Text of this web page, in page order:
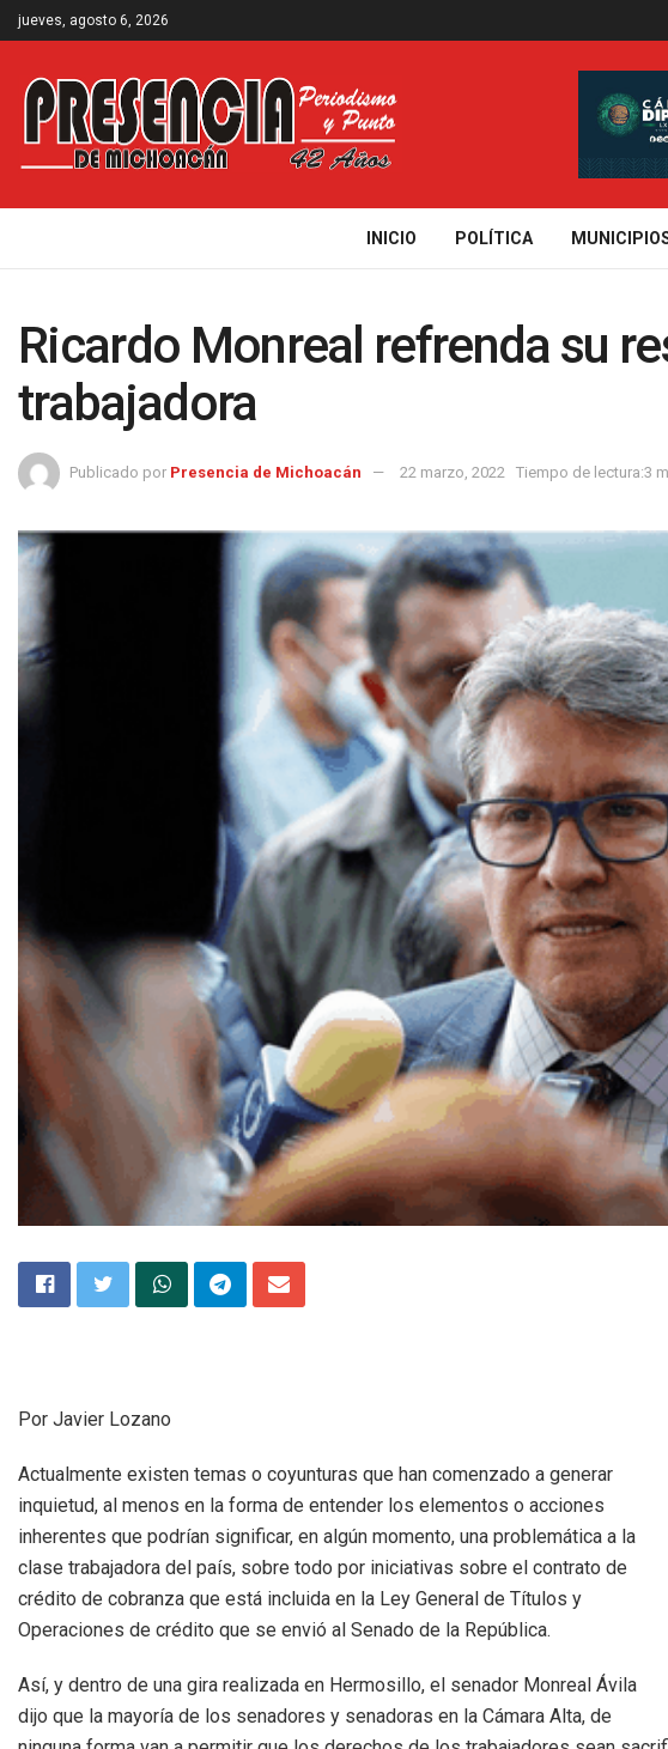
jueves, agosto 6, 2026
INICIO POLÍTICA
Ricardo Monreal refrenda su
trabajadora
Publicado por Presencia de Michoacán 22 marzo, 2022 Tiempo de lectura:3
Por Javier Lozano
Actualmente existen temas o coyunturas que han comenzado a generar
inquietud, al menos en la forma de entender los elementos o acciones
inherentes que podrían significar, en algún momento, una problemática a la
clase trabajadora del país, sobre todo por iniciativas sobre el contrato de
crédito de cobranza que está incluida en la Ley General de Títulos y
Operaciones de crédito que se envió al Senado de la República.
Así, y dentro de una gira realizada en Hermosillo, el senador Monreal Ávila
dijo que la mayoría de los senadores y senadoras en la Cámara Alta, de